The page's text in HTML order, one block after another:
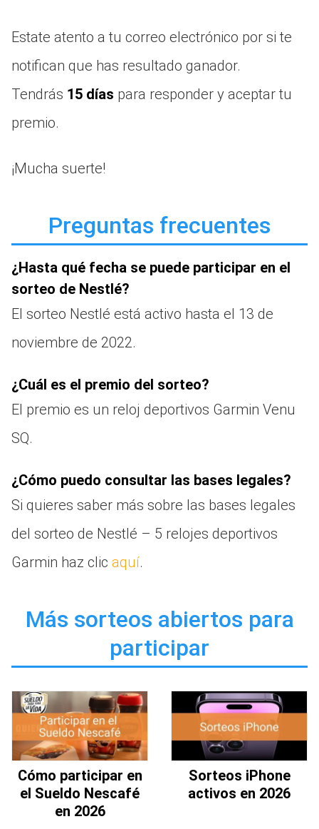
Estate atento a tu correo electrónico por si te
notifican que has resultado ganador.
Tendrás 15 días para responder y aceptar tu
premio.
¡Mucha suerte!
Preguntas frecuentes
¿Hasta qué fecha se puede participar en el
sorteo de Nestlé?
El sorteo Nestlé está activo hasta el 13 de
noviembre de 2022.
¿Cuál es el premio del sorteo?
El premio es un reloj deportivos Garmin Venu
SQ.
¿Cómo puedo consultar las bases legales?
Si quieres saber más sobre las bases legales
del sorteo de Nestlé – 5 relojes deportivos
Garmin haz clic aquí.
Más sorteos abiertos para
participar
Cómo participar en
el Sueldo Nescafé
en 2026
Sorteos iPhone
activos en 2026